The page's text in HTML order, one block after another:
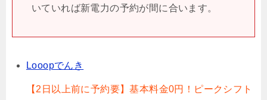
いていれば新電力の予約が間に合います。
Looopでんき
【2日以上前に予約要】基本料金0円！ピークシフト